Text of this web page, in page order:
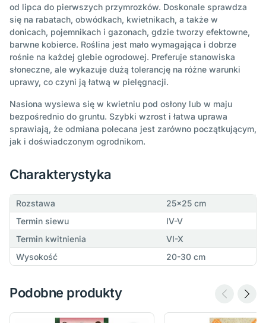
od lipca do pierwszych przymrozków. Doskonale sprawdza
się na rabatach, obwódkach, kwietnikach, a także w
donicach, pojemnikach i gazonach, gdzie tworzy efektowne,
barwne kobierce. Roślina jest mało wymagająca i dobrze
rośnie na każdej glebie ogrodowej. Preferuje stanowiska
słoneczne, ale wykazuje dużą tolerancję na różne warunki
uprawy, co czyni ją łatwą w pielęgnacji.
Nasiona wysiewa się w kwietniu pod osłony lub w maju
bezpośrednio do gruntu. Szybki wzrost i łatwa uprawa
sprawiają, że odmiana polecana jest zarówno początkującym,
jak i doświadczonym ogrodnikom.
Charakterystyka
Rozstawa
25x25 cm
Termin siewu
IV-V
Termin kwitnienia
VI-X
Wysokość
20-30 cm
Podobne produkty